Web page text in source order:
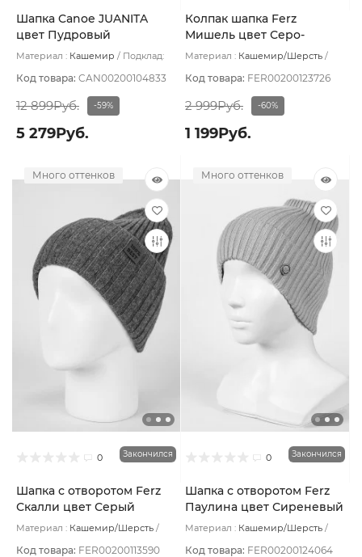
Шапка Canoe JUANITA
цвет Пудровый
Материал : Кашемир
Подклад:
Код товара: CAN00200104833
12 899Руб. -59%
5 279Руб.
Колпак шапка Ferz
Мишель цвет Серо-
розовый
Материал : Кашемир/Шерсть
Код товара: FER00200123726
2 999Руб. -60%
1 199Руб.
Много оттенков
0 Закончился
Шапка с отворотом Ferz
Скалли цвет Серый
Материал : Кашемир/Шерсть
Код товара: FER00200113590
Много оттенков
0 Закончился
Шапка с отворотом Ferz
Паулина цвет Сиреневый
светлый
Материал : Кашемир/Шерсть
Код товара: FER00200124064